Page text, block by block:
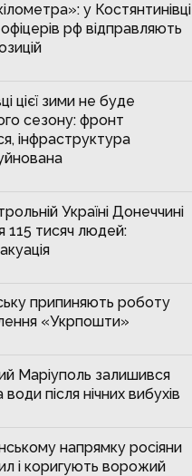
у Костянтинівці
рф відправляють
цієї зими не буде
сезону: фронт
інфраструктура
Україні Донеччині
115 тисяч людей:
припиняють роботу
«Укрпошти»
Маріуполь залишився
після нічних вибухів
напрямку росіяни
і коригують ворожий